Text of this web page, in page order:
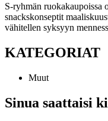
S-ryhmän ruokakaupoissa
snackskonseptit
vähitellen syksyyn
KATEGORIAT
Muut
Sinua saattaisi